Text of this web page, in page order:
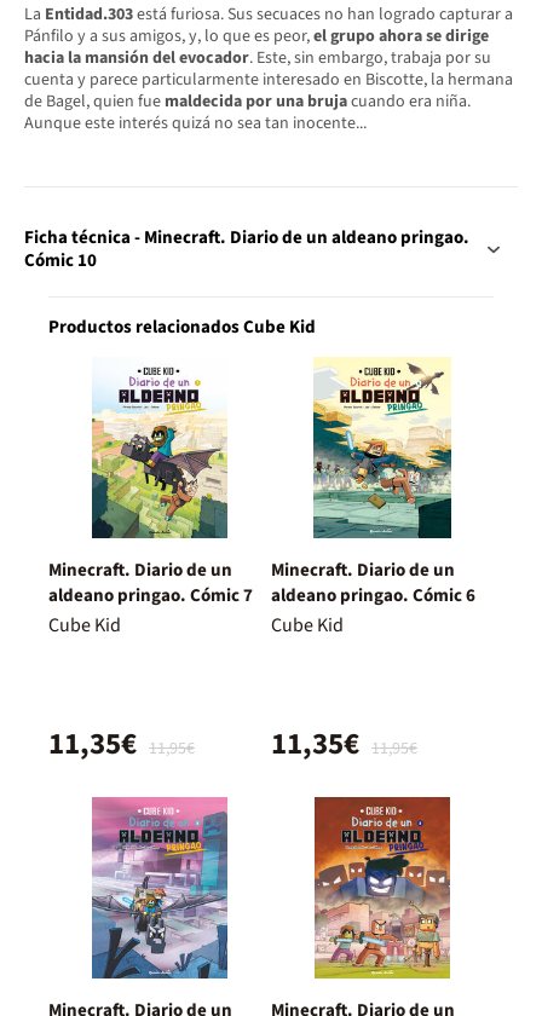
La Entidad.303está furiosa. Sus secuaces no han logrado capturar a
Pánfilo y a sus amigos, y, lo que es peor,el grupo ahora se dirige
hacia la mansión del evocador. Este, sin embargo, trabaja por su
cuenta y parece particularmente interesado en Biscotte, la hermana
de Bagel, quien fue maldecida por una brujacuando era niña.
Aunque este interés quizá no sea tan inocente...
Ficha técnica - Minecraft. Diario de un aldeano pringao.
Cómic 10
Productos relacionados Cube Kid
Minecraft. Diario de un
aldeano pringao. Cómic 7
Cube Kid
11,95€
11,35€
Minecraft. Diario de un
aldeano pringao. Cómic 6
Cube Kid
11,95€
11,35€
Minecraft. Diario de un Minecraft. Diario de un